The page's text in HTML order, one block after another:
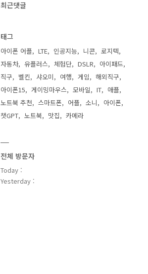
최근댓글
태그
아이폰 어플 LTE 인공지능 니콘
로지텍
자동차
유플러스 체험단 DSLR
아이패드
직구
벨킨 샤오미 여행 게임
해외직구
아이폰15
게이밍마우스 모바일 IT
애플
노트북 추천
스마트폰 어플 소니
아이폰
챗GPT
노트북 맛집 카메라
전체 방문자
Today :
Yesterday :